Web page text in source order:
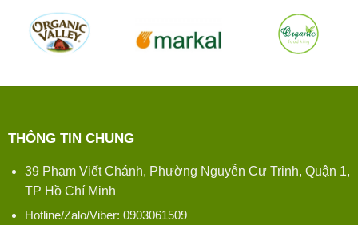
THÔNG TIN CHUNG
39 Phạm Viết Chánh, Phường Nguyễn Cư Trinh, Quận 1,
TP Hồ Chí Minh
Hotline/Zalo/Viber: 0903061509